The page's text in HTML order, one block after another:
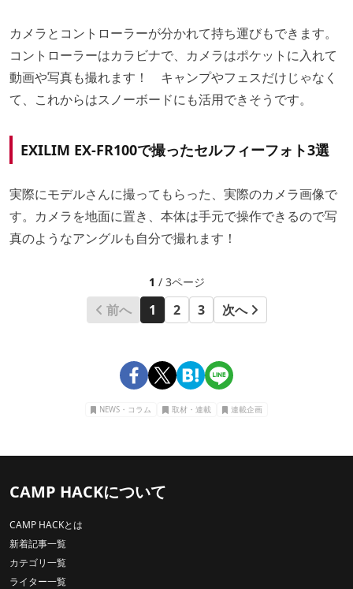
カメラとコントローラーが分かれて持ち運びもできます。
コントローラーはカラビナで、カメラはポケットに入れて
動画や写真も撮れます！ キャンプやフェスだけじゃなく
て、これからはスノーボードにも活用できそうです。
EXILIM EX-FR100で撮ったセルフィーフォト3選
実際にモデルさんに撮ってもらった、実際のカメラ画像で
す。カメラを地面に置き、本体は手元で操作できるので写
真のようなアングルも自分で撮れます！
1 / 3ページ
前へ 1 2 3 次へ
NEWS・コラム 取材・連載 連載企画
CAMP HACKについて
CAMP HACKとは
新着記事一覧
カテゴリ一覧
ライター一覧